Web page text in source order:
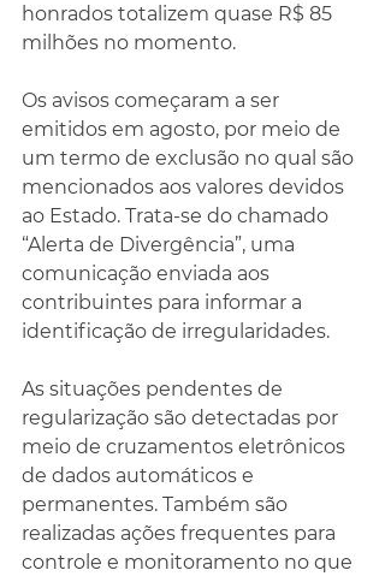
honrados totalizem quase R$ 85
milhões no momento.
Os avisos começaram a ser
emitidos em agosto, por meio de
um termo de exclusão no qual são
mencionados aos valores devidos
ao Estado. Trata-se do chamado
“Alerta de Divergência”, uma
comunicação enviada aos
contribuintes para informar a
identificação de irregularidades.
As situações pendentes de
regularização são detectadas por
meio de cruzamentos eletrônicos
de dados automáticos e
permanentes. Também são
realizadas ações frequentes para
controle e monitoramento no que